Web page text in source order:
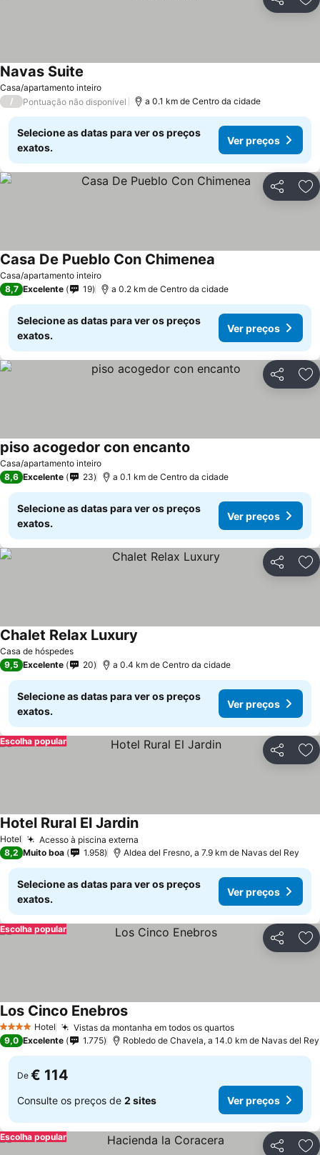
Partilhar
Casa/apartamento inteiro
Navas Suite
/ Pontuação não disponível a 0.1 km de Centro da cidade
Selecione as datas para ver os preços
exatos.
Ver preços
Partilhar
Casa/apartamento inteiro
Casa De Pueblo Con Chimenea
8,7 Excelente 19 a 0.2 km de Centro da cidade
Selecione as datas para ver os preços
exatos.
Ver preços
Partilhar
Casa/apartamento inteiro
piso acogedor con encanto
8,6 Excelente 23 a 0.1 km de Centro da cidade
Selecione as datas para ver os preços
exatos.
Ver preços
Partilhar
Casa de hóspedes
Chalet Relax Luxury
9,5 Excelente 20 a 0.4 km de Centro da cidade
Selecione as datas para ver os preços
exatos.
Ver preços
Partilhar
Escolha popular
Hotel Acesso à piscina externa
Hotel Rural El Jardin
8,2 Muito boa 1.958 Aldea del Fresno, a 7.9 km de Navas del Rey
Selecione as datas para ver os preços
exatos.
Ver preços
Partilhar
Escolha popular
4 EstrelasHotel Vistas da montanha em todos os quartos
Los Cinco Enebros
9,0 Excelente 1.775 Robledo de Chavela, a 14.0 km de Navas del Rey
De € 114
Consulte os preços de 2 sites Ver preços
Partilhar
Escolha popular